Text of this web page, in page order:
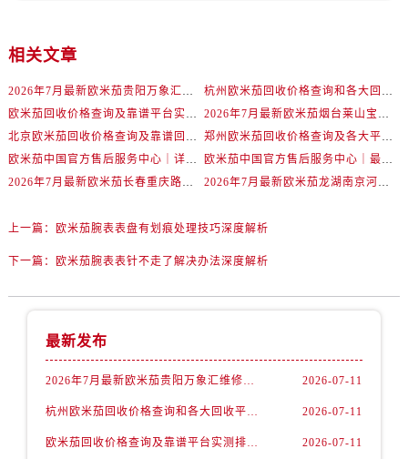
辽宁省锦州市古塔区中央大街欧米茄售后服务中心（需提前预约）
辽宁省辽阳市白塔区新运大街欧米茄售后服务中心（需提前预约）
辽宁省盘锦市兴隆台区石油大街欧米茄售后服务中心（需提前预约）
辽宁省铁岭市银州区南马路欧米茄售后服务中心（需提前预约）
辽宁省营口市站前区市府路与渤海大街交叉口欧米茄售后服务中心（需提前预约）
河北省保定市竞秀区朝阳北大街北国先天下欧米茄售后服务中心（需提前预约）
相关文章
2026年7月最新欧米茄贵阳万象汇维修保养服务电话
杭州欧米茄回收价格查询和各大回收平台实测排行（2026年7月最新数据）
欧米茄回收价格查询及靠谱平台实测排行(2026年7月最新)
2026年7月最新欧米茄烟台莱山宝龙广场维修保养服务电话
北京欧米茄回收价格查询及靠谱回收平台实测排行（2026年7月最新数据）
郑州欧米茄回收价格查询及各大平台实测排行(2026年7月最新数据)
欧米茄中国官方售后服务中心｜详细地址与售后电话权威信息通知（2026年7月最新）
欧米茄中国官方售后服务中心｜最新维修地址及官方电话权威信息通告（2026年7月最新）
2026年7月最新欧米茄长春重庆路万达广场维修保养服务电话
2026年7月最新欧米茄龙湖南京河西天街维修保养服务电话
上一篇： 欧米茄腕表表盘有划痕处理技巧深度解析
下一篇： 欧米茄腕表表针不走了解决办法深度解析
最新发布
2026年7月最新欧米茄贵阳万象汇维修保养服务电话 2026-07-11
杭州欧米茄回收价格查询和各大回收平台实测排行（2026年7月最新数据） 2026-07-11
欧米茄回收价格查询及靠谱平台实测排行(2026年7月最新) 2026-07-11